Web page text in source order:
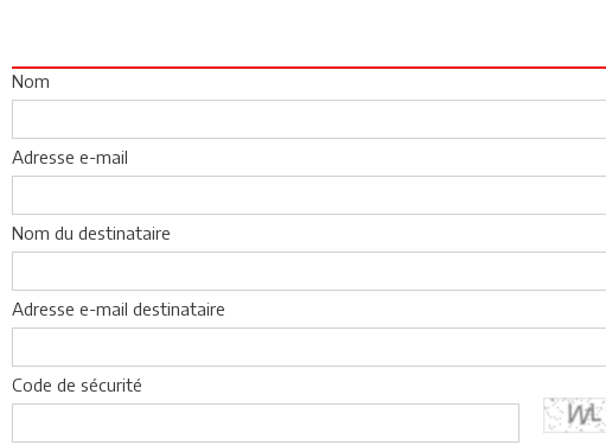
Nom
Adresse e-mail
Nom du destinataire
Adresse e-mail destinataire
Code de sécurité